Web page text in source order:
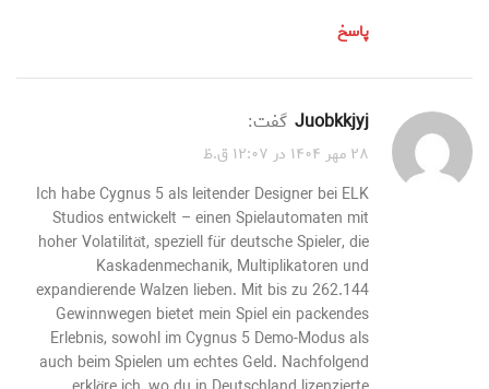
پاسخ
juobkkjyj گفت:
۲۸ مهر ۱۴۰۴ در ۱۲:۰۷ ق.ظ
Ich habe Cygnus 5 als leitender Designer bei ELK
Studios entwickelt – einen Spielautomaten mit
hoher Volatilität, speziell für deutsche Spieler, die
Kaskadenmechanik, Multiplikatoren und
expandierende Walzen lieben. Mit bis zu 262.144
Gewinnwegen bietet mein Spiel ein packendes
Erlebnis, sowohl im Cygnus 5 Demo-Modus als
auch beim Spielen um echtes Geld. Nachfolgend